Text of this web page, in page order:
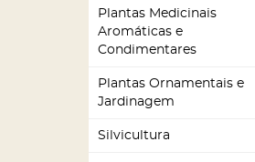
Plantas Medicinais
Aromáticas e
Condimentares
Plantas Ornamentais e
Jardinagem
Silvicultura